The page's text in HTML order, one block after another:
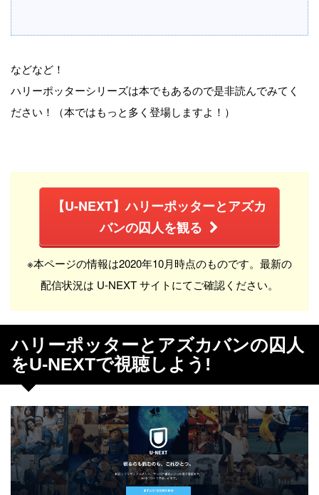
などなど！
ハリーポッターシリーズは本でもあるので是非読んでみてく
ださい！（本ではもっと多く登場しますよ！）
【U-NEXT】ハリーポッターとアズカ
バンの囚人を観る
※本ページの情報は2020年10月時点のものです。最新の
配信状況は U-NEXT サイトにてご確認ください。
ハリーポッターとアズカバンの囚人
をU-NEXTで視聴しよう!